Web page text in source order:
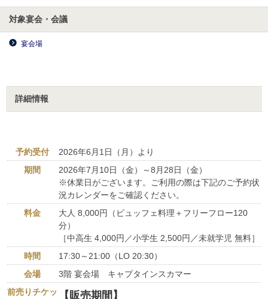
対象宴会・会議
宴会場
詳細情報
予約受付
2026年6月1日（月）より
期間
2026年7月10日（金）～8月28日（金）
※休業日がございます。ご利用の際は下記のご予約状
況カレンダーをご確認ください。
料金
大人 8,000円（ビュッフェ料理＋フリーフロー120
分）
［中高生 4,000円／小学生 2,500円／未就学児 無料］
時間
17:30～21:00（LO 20:30）
会場
3階 宴会場 キャプタインスカマー
前売りチケッ
【販売期間】